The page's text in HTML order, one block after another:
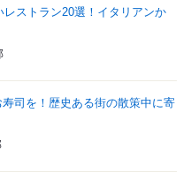
ストラン20選！イタリアンか
司を！歴史ある街の散策中に寄